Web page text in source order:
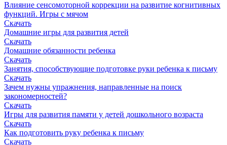
Влияние сенсомоторной коррекции на развитие когнитивных
функций. Игры с мячом
Скачать
Домашние игры для развития детей
Скачать
Домашние обязанности ребенка
Скачать
Занятия, способствующие подготовке руки ребенка к письму
Скачать
Зачем нужны упражнения, направленные на поиск
закономерностей?
Скачать
Игры для развития памяти у детей дошкольного возраста
Скачать
Как подготовить руку ребенка к письму
Скачать